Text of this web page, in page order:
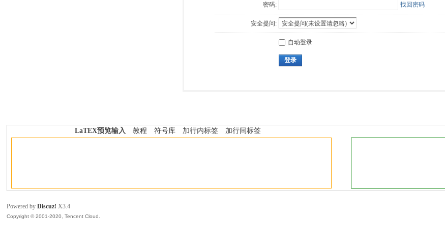
密码: 找回密码
安全提问:
自动登录
登录
LaTEX预览输入 教程 符号库 加行内标签 加行间标签
Powered byDiscuz! X3.4
Copyright © 2001-2020, Tencent Cloud.